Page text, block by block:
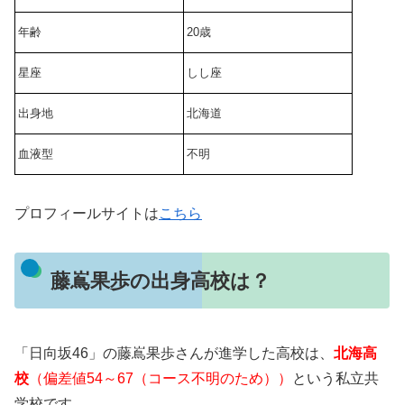
年齢 20歳
星座 しし座
出身地 北海道
血液型 不明
プロフィールサイトはこちら
藤嶌果歩の出身高校は？
「日向坂46」の藤嶌果歩さんが進学した高校は、 北海高
校 （偏差値54～67（コース不明のため））
という私立共